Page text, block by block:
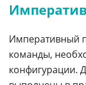
Императивный
команды,
конфигурации.